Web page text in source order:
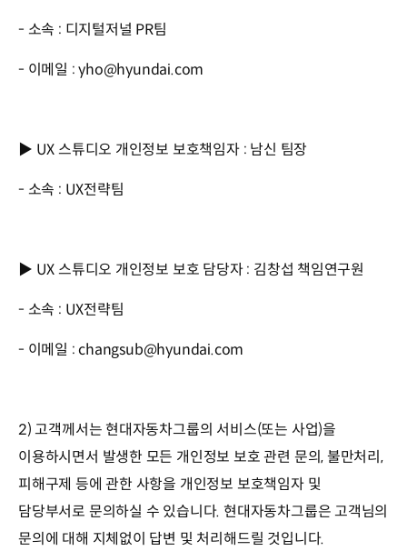
- 소속 : 디지털저널 PR팀
- 이메일 : yho@hyundai.com
▶ UX 스튜디오 개인정보 보호책임자 : 남신 팀장
- 소속 : UX전략팀
▶ UX 스튜디오 개인정보 보호 담당자 : 김창섭 책임연구원
- 소속 : UX전략팀
- 이메일 : changsub@hyundai.com
2) 고객께서는 현대자동차그룹의 서비스(또는 사업)을
이용하시면서 발생한 모든 개인정보 보호 관련 문의, 불만처리,
피해구제 등에 관한 사항을 개인정보 보호책임자 및
담당부서로 문의하실 수 있습니다. 현대자동차그룹은 고객님의
문의에 대해 지체없이 답변 및 처리해드릴 것입니다.